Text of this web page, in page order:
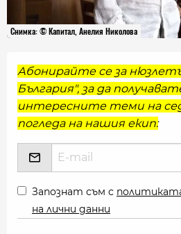
Снимка: © Капитал, Анелия Николова
Абонирайте се за
България", за да
интересните теми на
погледа на нашия екип:
Запознат съм с
на лични данни